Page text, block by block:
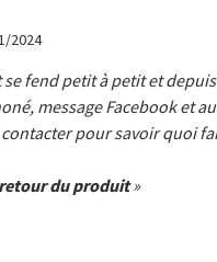
2024
fend petit à petit et
message Facebook et
pour savoir quoi
du produit